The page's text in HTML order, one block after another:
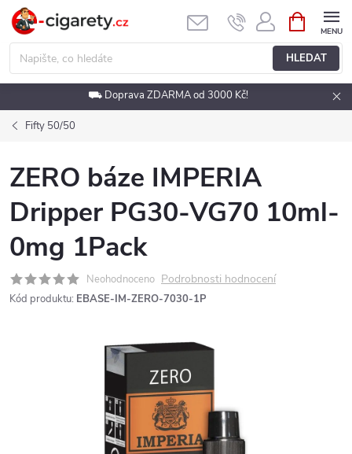
Přejít
obsah
HLEDAT
NÁKUPNÍ
KOŠÍK
⛟ Doprava ZDARMA od 3000 Kč!
Fifty 50/50
ZERO báze IMPERIA
Dripper PG30-VG70 10ml-
0mg 1Pack
Neohodnoceno Podrobnosti hodnocení
Kód produktu: EBASE-IM-ZERO-7030-1P